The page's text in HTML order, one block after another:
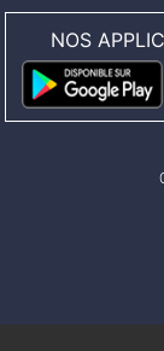
NOS